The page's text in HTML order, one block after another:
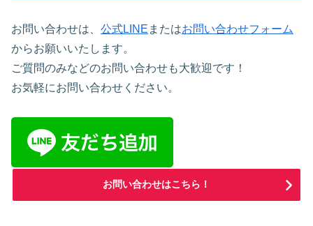
お問い合わせは、 公式LINE またはお問い合わせフォーム
からお願いいたします。
ご質問のみなどのお問い合わせも大歓迎です！
お気軽にお問い合わせください。
お問い合わせはこちら！